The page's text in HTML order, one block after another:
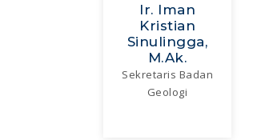
Ir. Iman
Kristian
Sinulingga,
M.Ak.
Sekretaris Badan
Geologi